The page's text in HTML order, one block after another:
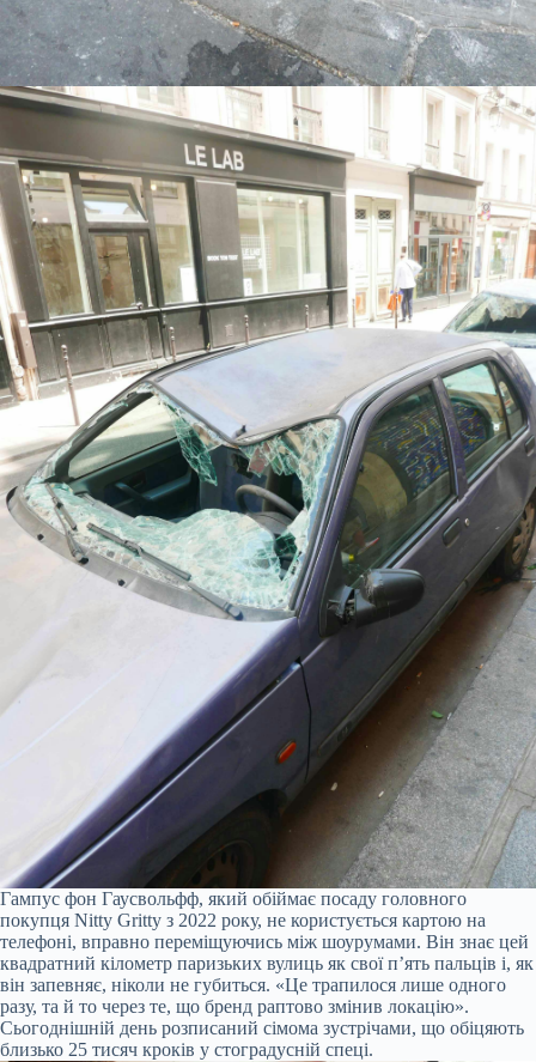
Гампус фон Гаусвольфф, який обіймає посаду головного
покупця Nitty Gritty з 2022 року, не користується картою на
телефоні, вправно переміщуючись між шоурумами. Він знає цей
квадратний кілометр паризьких вулиць як свої п’ять пальців і, як
він запевняє, ніколи не губиться. «Це трапилося лише одного
разу, та й то через те, що бренд раптово змінив локацію».
Сьогоднішній день розписаний сімома зустрічами, що обіцяють
близько 25 тисяч кроків у стоградусній спеці.